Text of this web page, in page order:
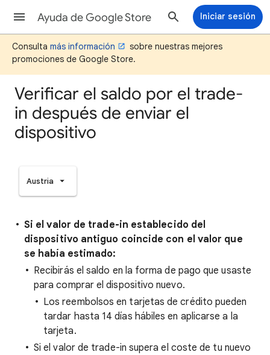
Ayuda de Google Store Iniciar sesión
Consulta más información
sobre nuestras mejores
promociones de Google Store.
Verificar el saldo por el trade-
in después de enviar el
dispositivo
Austria
Si el valor de trade-in establecido del
dispositivo antiguo coincide con el valor que
se había estimado:
Recibirás el saldo en la forma de pago que usaste
para comprar el dispositivo nuevo.
Los reembolsos en tarjetas de crédito pueden
tardar hasta 14 días hábiles en aplicarse a la
tarjeta.
Si el valor de trade-in supera el coste de tu nuevo